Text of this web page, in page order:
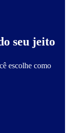
seu jeito
escolhe como